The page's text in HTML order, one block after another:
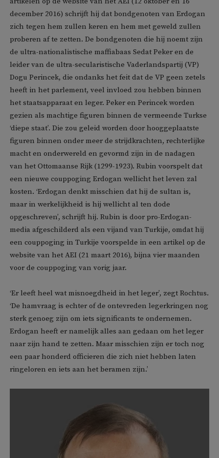
december 2016) schrijft hij dat bondgenoten van Erdogan
zich tegen hem zullen keren en hem met geweld zullen
proberen af te zetten. De bondgenoten die hij noemt zijn
de ultra-nationalistische maffiabaas Sedat Peker en de
leider van de ultra-secularistische Vaderlandspartij (VP)
Dogu Perincek, die ondanks het feit dat de VP geen zetels
heeft in het parlement, veel invloed zou hebben binnen
het staatsapparaat en leger. Peker en Perincek worden
gezien als machtige figuren binnen de vermeende Turkse
‘diepe staat’. Die zou geleid worden door hooggeplaatste
figuren binnen onder meer de strijdkrachten, rechterlijke
macht en onderwereld en gevormd zijn in de nadagen
van het Ottomaanse Rijk (1299-1923). Rubin voorspelt dat
een nieuwe couppoging Erdogan wellicht het leven zal
kosten. ‘Erdogan denkt misschien dat hij de sultan is,
maar in werkelijkheid is hij wellicht al ten dode
opgeschreven’, schrijft hij. Rubin is door pro-Erdogan-
media afgeschilderd als een vijand van Turkije, omdat hij
een couppoging in Turkije voorspelde in een artikel op de
website van het AEI (21 maart 2016), bijna vier maanden
voor de couppoging van vorig jaar.
‘Er leeft heel wat misnoegdheid in het leger’, zegt Rochtus.
‘De hamvraag is echter of de ontevreden legerkringen nog
sterk genoeg zijn om iets significants te ondernemen.
Erdogan heeft er namelijk alles aan gedaan om het leger
naar zijn hand te zetten. Maar misschien zijn er toch nog
een paar honderd officieren die zich niet hebben laten
ringeloren en iets aan het beramen zijn.’